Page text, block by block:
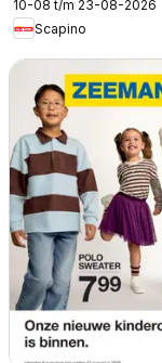
10-08 t/m 23-08-2026
Scapino